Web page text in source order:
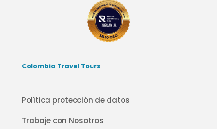
Colombia Travel Tours
Política protección de datos
Trabaje con Nosotros